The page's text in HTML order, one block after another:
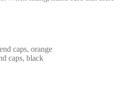
caps, orange
caps, black